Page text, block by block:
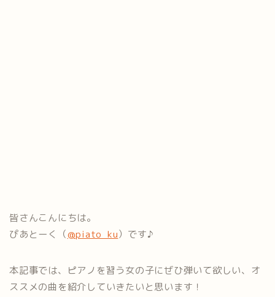
皆さんこんにちは。
ぴあとーく（@piato_ku）です♪
本記事では、ピアノを習う女の子にぜひ弾いて欲しい、オ
ススメの曲を紹介していきたいと思います！